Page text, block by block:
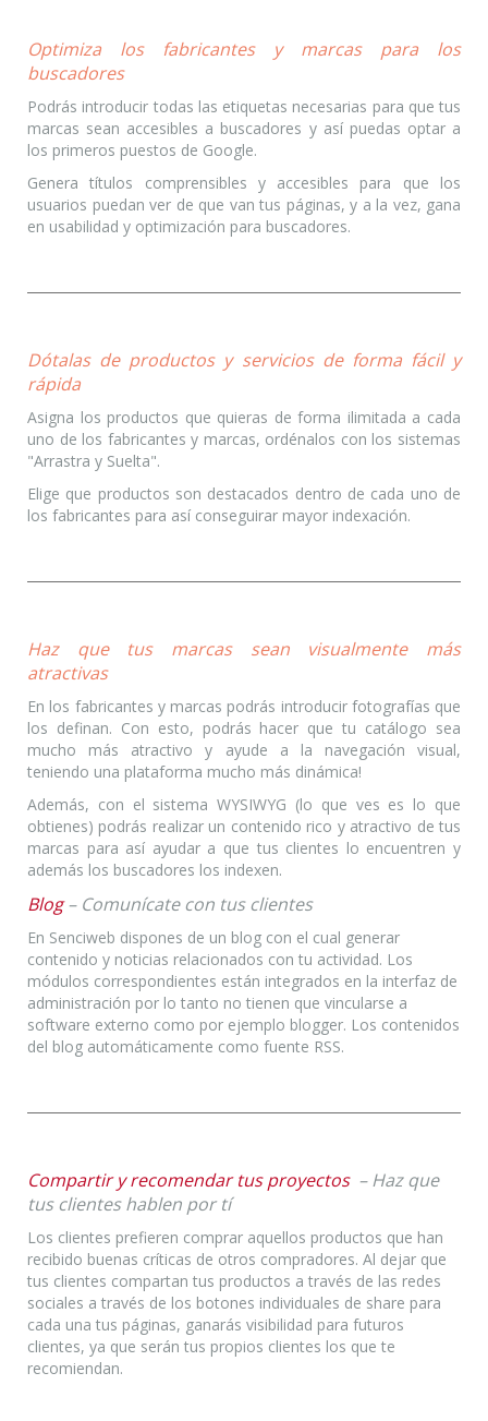
Optimiza los fabricantes y marcas para los
buscadores
Podrás introducir todas las etiquetas necesarias para que tus
marcas sean accesibles a buscadores y así puedas optar a
los primeros puestos de Google.
Genera títulos comprensibles y accesibles para que los
usuarios puedan ver de que van tus páginas, y a la vez, gana
en usabilidad y optimización para buscadores.
Dótalas de productos y servicios de forma fácil y
rápida
Asigna los productos que quieras de forma ilimitada a cada
uno de los fabricantes y marcas, ordénalos con los sistemas
"Arrastra y Suelta".
Elige que productos son destacados dentro de cada uno de
los fabricantes para así conseguirar mayor indexación.
Haz que tus marcas sean visualmente más
atractivas
En los fabricantes y marcas podrás introducir fotografías que
los definan. Con esto, podrás hacer que tu catálogo sea
mucho más atractivo y ayude a la navegación visual,
teniendo una plataforma mucho más dinámica!
Además, con el sistema WYSIWYG (lo que ves es lo que
obtienes) podrás realizar un contenido rico y atractivo de tus
marcas para así ayudar a que tus clientes lo encuentren y
además los buscadores los indexen.
Blog– Comunícate con tus clientes
En Senciweb dispones de un blog con el cual generar
contenido y noticias relacionados con tu actividad. Los
módulos correspondientes están integrados en la interfaz de
administración por lo tanto no tienen que vincularse a
software externo como por ejemplo blogger. Los contenidos
del blog automáticamente como fuente RSS.
Compartir y recomendar tus proyectos– Haz que
tus clientes hablen por tí
Los clientes prefieren comprar aquellos productos que han
recibido buenas críticas de otros compradores. Al dejar que
tus clientes compartan tus productos a través de las redes
sociales a través de los botones individuales de share para
cada una tus páginas, ganarás visibilidad para futuros
clientes, ya que serán tus propios clientes los que te
recomiendan.